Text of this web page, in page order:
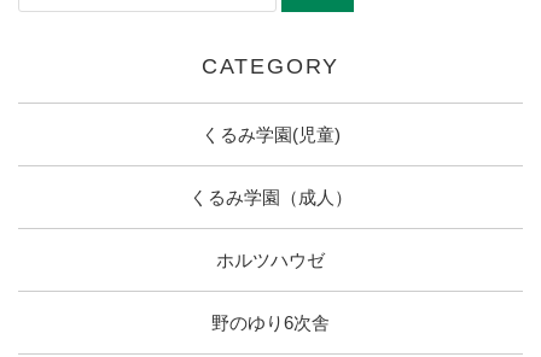
CATEGORY
くるみ学園(児童)
くるみ学園（成人）
ホルツハウゼ
野のゆり6次舎